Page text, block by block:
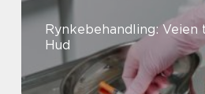
Rynkebehandling:
Hud